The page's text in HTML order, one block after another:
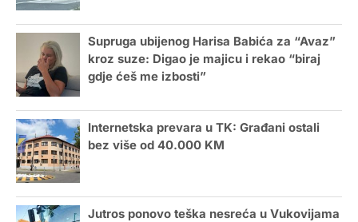
Supruga ubijenog Harisa Babića za “Avaz”
kroz suze: Digao je majicu i rekao “biraj
gdje ćeš me izbosti”
Internetska prevara u TK: Građani ostali
bez više od 40.000 KM
Jutros ponovo teška nesreća u Vukovijama